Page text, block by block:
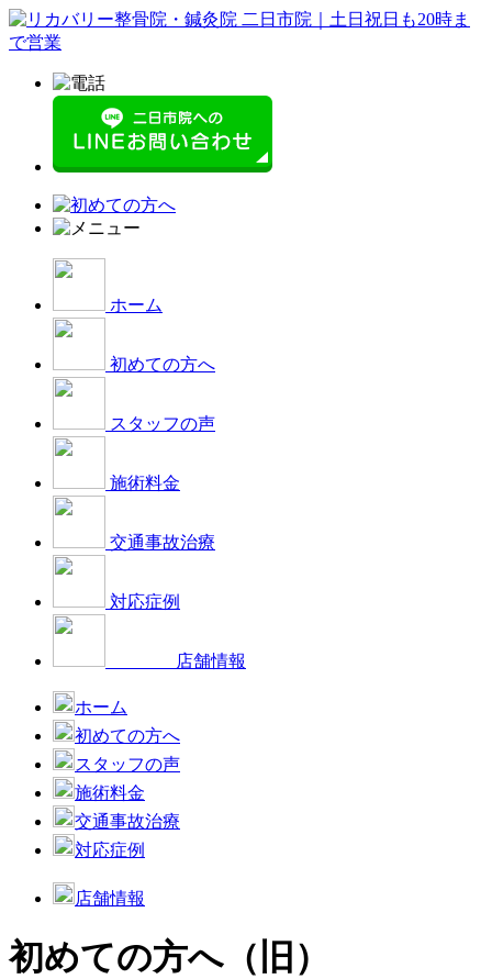
ホーム
初めての方へ
スタッフの声
施術料金
交通事故治療
対応症例
店舗情報
ホーム
初めての方へ
スタッフの声
施術料金
交通事故治療
対応症例
店舗情報
初めての方へ（旧）